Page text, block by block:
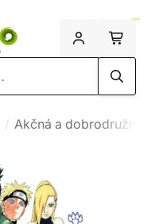
Akčná a dobrodružná